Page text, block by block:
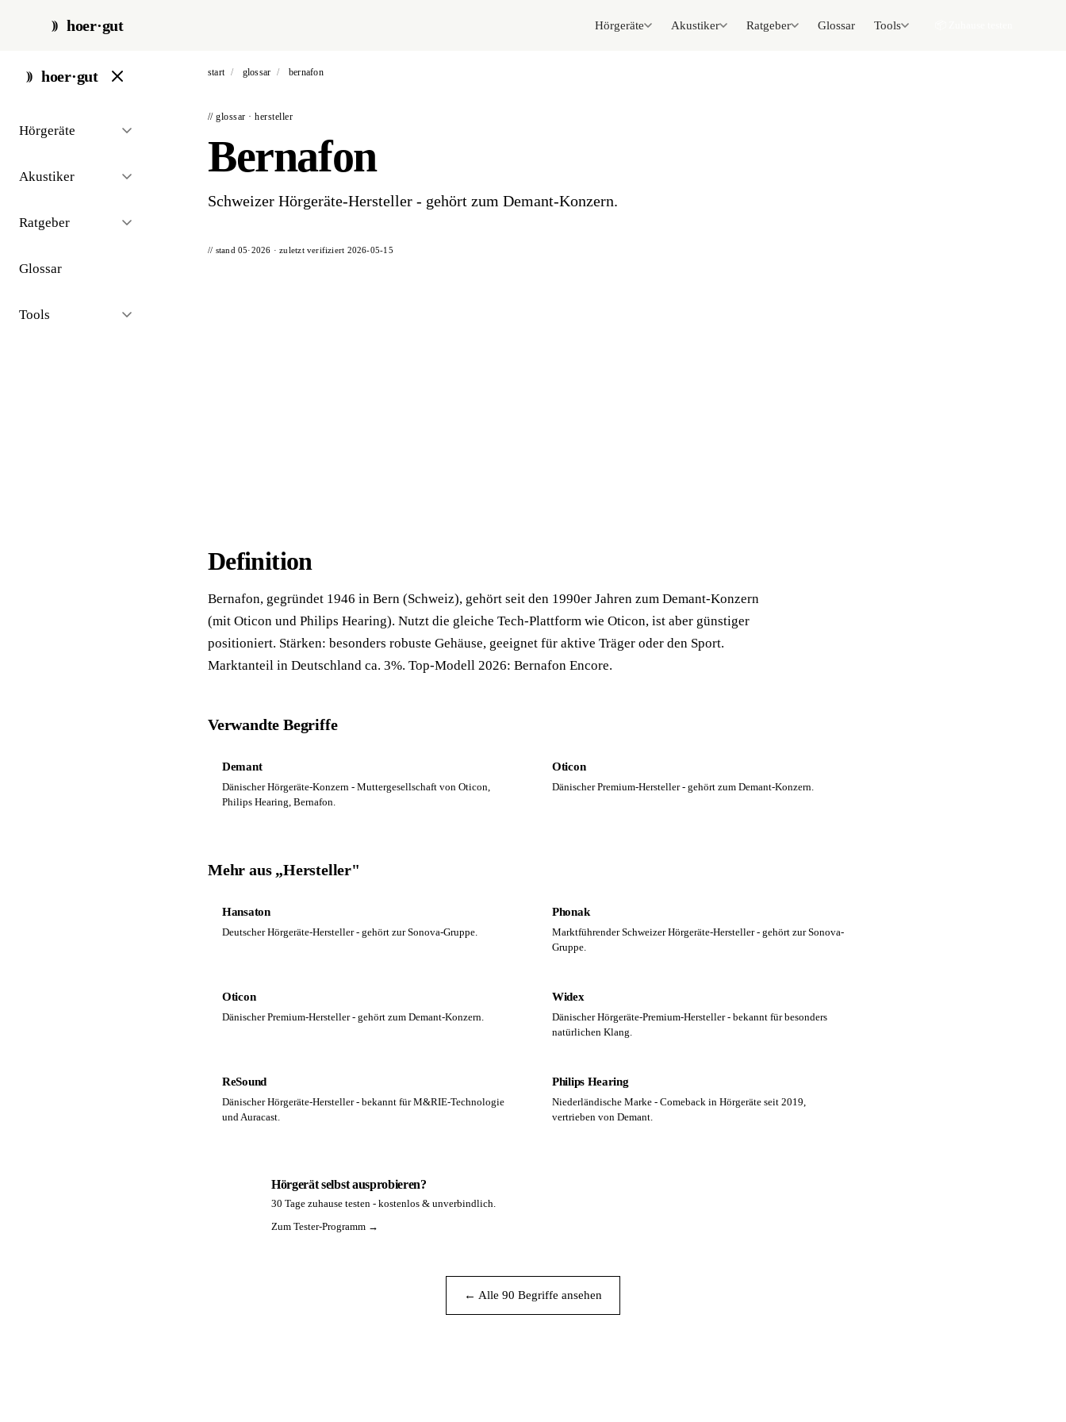
hoer·gut Hörgeräte Akustiker Ratgeber Glossar Tools
hoer·gut
Hörgeräte
Akustiker
Ratgeber
Glossar
Tools
start / glossar / bernafon
// glossar · hersteller
Bernafon
Schweizer Hörgeräte-Hersteller - gehört zum Demant-Konzern.
// stand 05·2026 · zuletzt verifiziert 2026-05-15
Definition
Bernafon, gegründet 1946 in Bern (Schweiz), gehört seit den 1990er Jahren zum Demant-Konzern
(mit Oticon und Philips Hearing). Nutzt die gleiche Tech-Plattform wie Oticon, ist aber günstiger
positioniert. Stärken: besonders robuste Gehäuse, geeignet für aktive Träger oder den Sport.
Marktanteil in Deutschland ca. 3%. Top-Modell 2026: Bernafon Encore.
Verwandte Begriffe
Demant
Dänischer Hörgeräte-Konzern - Muttergesellschaft von Oticon,
Philips Hearing, Bernafon.
Oticon
Dänischer Premium-Hersteller - gehört zum Demant-Konzern.
Mehr aus „Hersteller"
Hansaton
Deutscher Hörgeräte-Hersteller - gehört zur Sonova-Gruppe.
Phonak
Marktführender Schweizer Hörgeräte-Hersteller - gehört zur Sonova-
Gruppe.
Oticon
Dänischer Premium-Hersteller - gehört zum Demant-Konzern.
Widex
Dänischer Hörgeräte-Premium-Hersteller - bekannt für besonders
natürlichen Klang.
ReSound
Dänischer Hörgeräte-Hersteller - bekannt für M&RIE-Technologie
und Auracast.
Philips Hearing
Niederländische Marke - Comeback in Hörgeräte seit 2019,
vertrieben von Demant.
Hörgerät selbst ausprobieren?
30 Tage zuhause testen - kostenlos & unverbindlich.
Zum Tester-Programm →
← Alle 90 Begriffe ansehen